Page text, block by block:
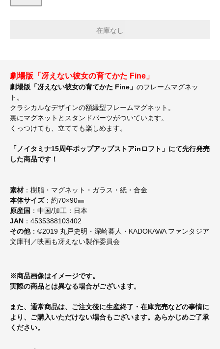
劇場版「冴えない彼女の育てかた Fine」
劇場版「冴えない彼女の育てかた Fine」 のフレームマグネッ
ト。
クラシカルなデザインの額縁型フレームマグネット。
裏にマグネットとスタンドパーツがついています。
くっつけても、立てても楽しめます。
「ノイタミナ15周年ポップアップストアinロフト」にて先行発売
した商品です！
素材 ：樹脂・マグネット・ガラス・紙・合金
本体サイズ：約70×90㎜
原産国 ：中国/加工：日本
JAN ：4535388103402
その他：©2019 丸戸史明・深崎暮人・KADOKAWA ファンタジア
文庫刊／映画も冴えない製作委員会
※商品画像はイメージです。
実際の商品とは異なる場合がございます。
また、通常商品は、ご注文後に生産終了・在庫完売などの事情に
より、ご購入いただけない場合もございます。あらかじめご了承
ください。